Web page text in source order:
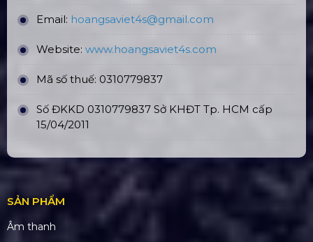
Email: hoangsaviet4s@gmail.com
Website: www.hoangsaviet4s.com
Mã số thuế: 0310779837
Số ĐKKD 0310779837 Sở KHĐT Tp. HCM cấp
15/04/2011
SẢN PHẨM
Âm thanh